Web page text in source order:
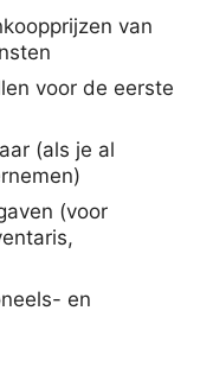
van
voor de eerste
(als je al
(voor
en